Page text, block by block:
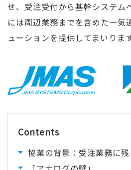
せ、受注受付から基幹システム
には周辺業務までを含めた一気
ューションを提供してまいります
Contents
協業の背景：受注業務に残